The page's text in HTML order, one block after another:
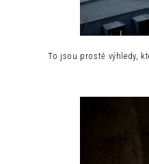
To jsou prostě výhledy,